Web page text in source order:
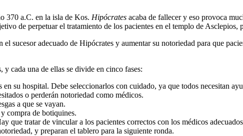
370 a.C. en la isla de Kos. Hipócrates acaba de fallecer y eso provoca
de perpetuar el tratamiento de los pacientes en el templo de
sucesor adecuado de Hipócrates y aumentar su notoriedad para que
y cada una de ellas se divide en cinco fases:
en su hospital. Debe seleccionarlos con cuidado, ya que todos necesitan
o perderán notoriedad como médicos.
a que se vayan.
compra de botiquines.
que tratar de vincular a los pacientes correctos con los médicos
y preparan el tablero para la siguiente ronda.